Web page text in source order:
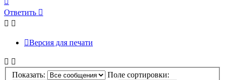
к
началу
Ответить
Версия для печати
Показать:
Поле сортировки: